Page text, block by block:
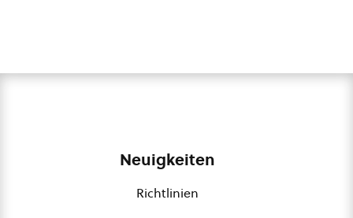
Neuigkeiten
Richtlinien